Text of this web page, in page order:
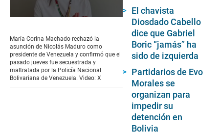
of
8
minutes,
20
seconds
María Corina Machado rechazó la
asunción de Nicolás Maduro como
presidente de Venezuela y confirmó que el
pasado jueves fue secuestrada y
maltratada por la Policía Nacional
Bolivariana de Venezuela. Video: X
El chavista
Diosdado Cabello
dice que Gabriel
Boric “jamás” ha
sido de izquierda
Partidarios de Evo
Morales se
organizan para
impedir su
detención en
Bolivia